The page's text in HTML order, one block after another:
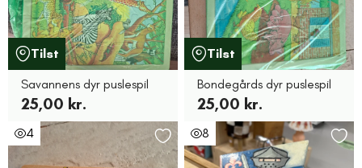
Tilst
Savannens dyr puslespil
25,00 kr.
Tilst
Bondegårds dyr puslespil
25,00 kr.
4 8